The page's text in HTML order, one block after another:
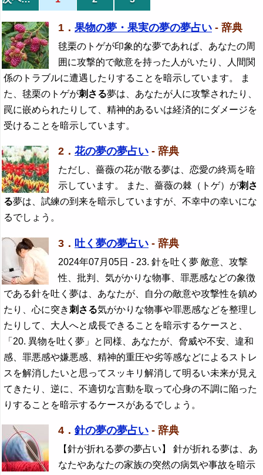
1． 果物の夢・果実の夢の夢占い - 辞典
毬栗のトゲが印象的な夢であれば、あなたの周
囲に攻撃的で敵意を持った人がいたり、人間関
係のトラブルに遭遇したりすることを暗示しています。 ま
た、毬栗のトゲが刺さる夢は、あなたが人に攻撃されたり、
罠に嵌められたりして、精神的あるいは経済的にダメージを
受けることを暗示しています。
2． 花の夢の夢占い - 辞典
ただし、薔薇の花が散る夢は、恋愛の終焉を暗
示しています。 また、薔薇の棘（トゲ）が刺さ
る夢は、試練の到来を暗示していますが、不幸中の幸いにな
るでしょう。
3． 吐く夢の夢占い - 辞典
2024年07月05日 - 23. 針を吐く夢 敵意、攻撃
性、批判、気がかりな物事、罪悪感などの象徴
である針を吐く夢は、あなたが、自分の敵意や攻撃性を鎮め
たり、心に突き刺さる気がかりな物事や罪悪感などを整理し
たりして、大人へと成長できることを暗示するケースと、
「20. 異物を吐く夢」と同様、あなたが、脅威や不安、違和
感、罪悪感や嫌悪感、精神的重圧や劣等感などによるストレ
スを解消したいと思ってスッキリ解消して明るい未来が見え
てきたり、逆に、不適切な言動を取って心身の不調に陥った
りすることを暗示するケースがあるでしょう。
4． 針の夢の夢占い - 辞典
【針が折れる夢の夢占い】 針が折れる夢は、あ
なたやあなたの家族の突然の病気や事故を暗示